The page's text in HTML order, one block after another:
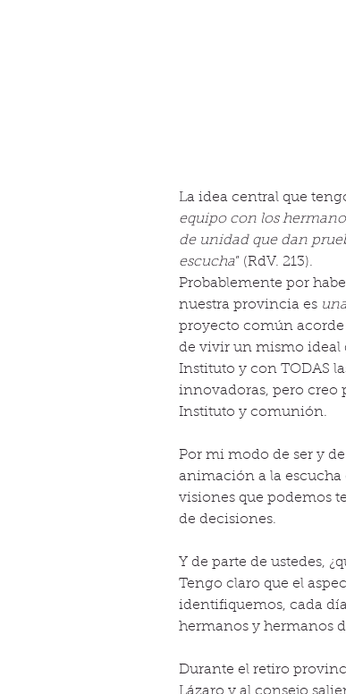
La idea central que
equipo con los
de unidad que dan
escucha” (RdV. 213).
Probablemente por
nuestra provincia es
proyecto común
de vivir un mismo ideal
Instituto y con TODAS
innovadoras, pero creo
Instituto y comunión.
Por mi modo de ser y
animación a la escucha
visiones que podemos
de decisiones.
Y de parte de ustedes,
Tengo claro que el
identifiquemos, cada
hermanos y hermanos
Durante el retiro
Lázaro y al consejo